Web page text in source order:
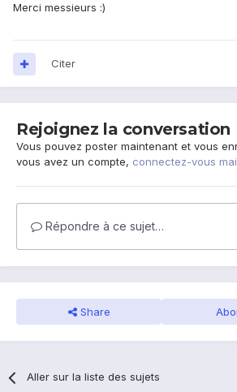
Merci messieurs :)
Citer
Rejoignez la conversation
Vous pouvez poster maintenant et vous
vous avez un compte, connectez-vous
Répondre à ce sujet…
Share
Aller sur la liste des sujets